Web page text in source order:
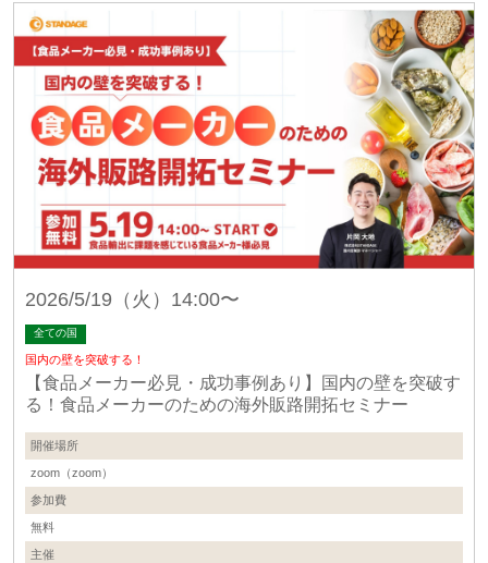
2026/5/19（火）14:00〜
全ての国
国内の壁を突破する！
【食品メーカー必見・成功事例あり】国内の壁を突破す
る！食品メーカーのための海外販路開拓セミナー
開催場所
zoom（zoom）
参加費
無料
主催